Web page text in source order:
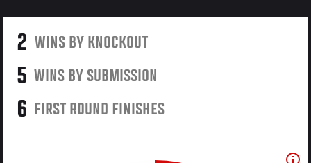
2 WINS BY KNOCKOUT
5 WINS BY SUBMISSION
6 FIRST ROUND FINISHES